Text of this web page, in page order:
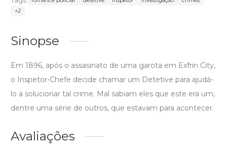
+2
Sinopse
Em 1896, após o assasinato de uma garota em Exfrin City,
o Inspetor-Chefe decide chamar um Detetive para ajudá-
lo a solucionar tal crime. Mal sabiam eles que este era um,
dentre uma série de outros, que estavam para acontecer.
Avaliações